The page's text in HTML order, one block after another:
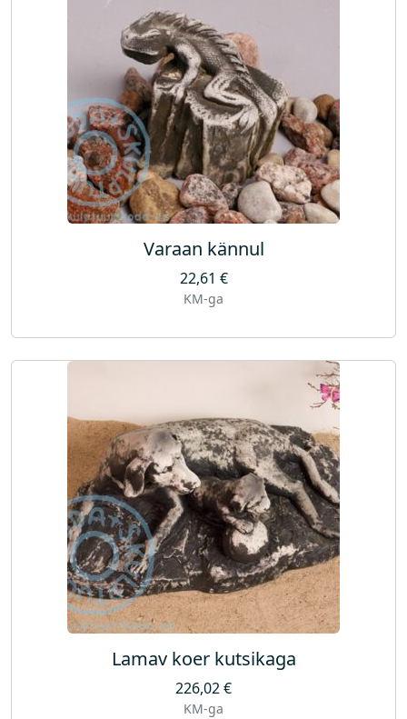
Varaan kännul
22,61 €
KM-ga
Lamav koer kutsikaga
226,02€
KM-ga